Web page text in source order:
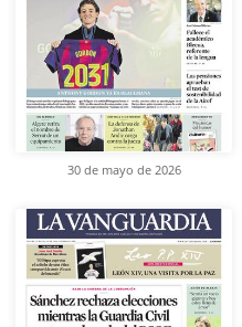
30 de mayo de 2026